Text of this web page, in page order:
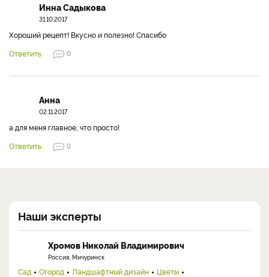
Инна Садыкова
31.10.2017
Хороший рецепт! Вкусно и полезно! Спасибо
Ответить
0
Анна
02.11.2017
а для меня главное, что просто!
Ответить
0
Наши эксперты
Хромов Николай Владимирович
Россия, Мичуринск
Сад Огород Ландшафтный дизайн
Цветы